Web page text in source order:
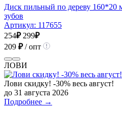
Диск пильный по дереву 160*20
зубов
Артикул: 117655
254₽ 299₽
209 ₽/ опт
ЛОВИ
Лови скидку! -30% весь август!
до 31 августа 2026
Подробнее →